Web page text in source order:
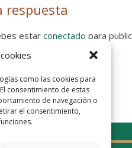
como las cookies para
consentimiento de estas
de navegación o
el consentimiento,
respuesta
estar conectado para
social
laPolítica de Privacidad